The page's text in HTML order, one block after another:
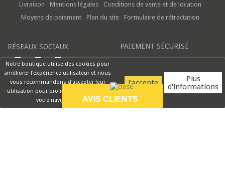
Notre boutique utilise des cookies pour
améliorer l'expérience utilisateur et nous
vous recommandons d'accepter leur
utilisation pour profiter pleinement de
votre navigation.
Plus
d'informations
Livraison Mentions légales
Conditions de vente et de location
Moyens de paiement
Plan du site Formulaire de rétractation
RÉSEAUX SOCIAUX PAIEMENT SÉCURISÉ
AVIS CLIENTS